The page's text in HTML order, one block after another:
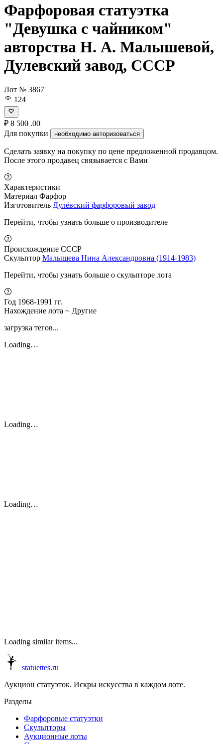
Фарфоровая статуэтка
"Девушка с чайником"
авторства Н. А. Малышевой,
Дулевский завод, СССР
Лот № 3867
124
₽ 8 500 .00
Для покупки
необходимо авторизоваться
Сделать заявку на покупку по цене предложенной продавцом.
После этого продавец связывается с Вами
Характеристики
Материал Фарфор
Изготовитель Дулёвский фарфоровый завод
Перейти, чтобы узнать больше о производителе
Происхождение СССР
Скульптор Малышева Нина Александровна (1914-1983)
Перейти, чтобы узнать больше о скульпторе лота
Год 1968-1991 гг.
Нахождение лота ~ Другие
загрузка тегов...
Loading…
Loading…
Loading…
Loading similar items...
statuettes.ru
Аукцион статуэток. Искры искусства в каждом лоте.
Разделы
Фарфоровые статуэтки
Скульпторы
Аукционные лоты